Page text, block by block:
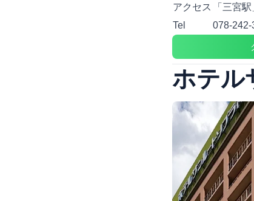
アクセス
「三宮
Tel
078-242-
ホテル